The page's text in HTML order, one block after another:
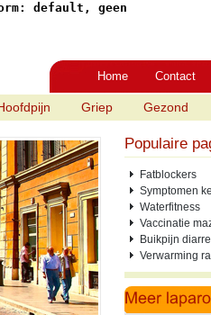
default, geen
Home Contact
Griep Gezond
Populaire
Fatblockers
Symptomen
Waterfitness
Vaccinatie
Buikpijn
Verwarming